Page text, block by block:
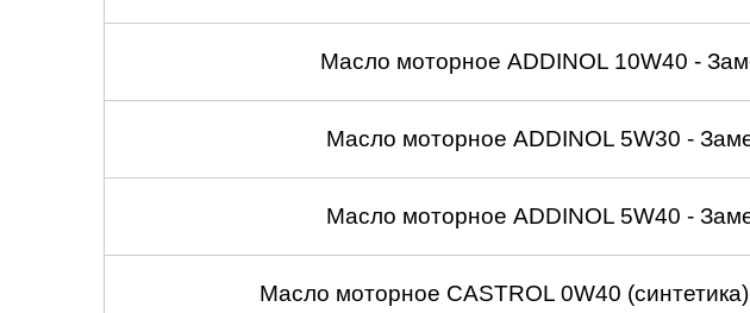
Масло моторное ADDINOL 10W40 -
Масло моторное ADDINOL 5W30 -
Масло моторное ADDINOL 5W40 -
Масло моторное CASTROL 0W40